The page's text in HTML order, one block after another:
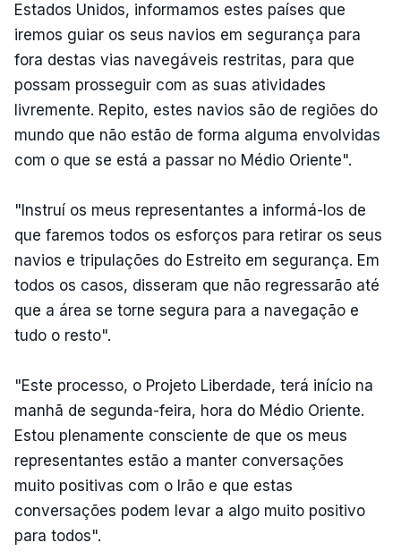
Estados Unidos, informamos estes países que
iremos guiar os seus navios em segurança para
fora destas vias navegáveis ​​restritas, para que
possam prosseguir com as suas atividades
livremente. Repito, estes navios são de regiões do
mundo que não estão de forma alguma envolvidas
com o que se está a passar no Médio Oriente".
"Instruí os meus representantes a informá-los de
que faremos todos os esforços para retirar os seus
navios e tripulações do Estreito em segurança. Em
todos os casos, disseram que não regressarão até
que a área se torne segura para a navegação e
tudo o resto".
"Este processo, o Projeto Liberdade, terá início na
manhã de segunda-feira, hora do Médio Oriente.
Estou plenamente consciente de que os meus
representantes estão a manter conversações
muito positivas com o Irão e que estas
conversações podem levar a algo muito positivo
para todos".